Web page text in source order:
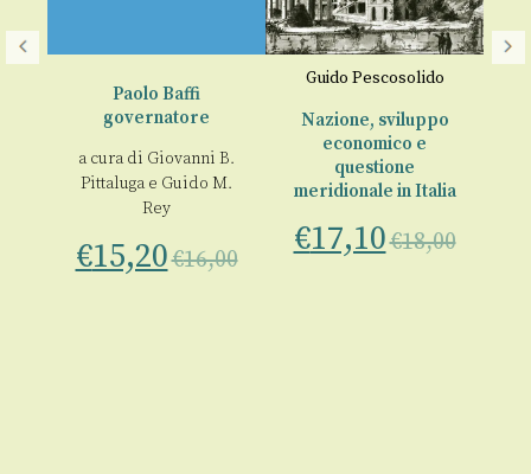
Paolo Baffi
governatore
a cura di Giovanni B.
Pittaluga e Guido M.
Rey
€15,20€16,00
Guido Pescosolido
Nazione, sviluppo
economico e
questione
meridionale in Italia
€17,10€18,00